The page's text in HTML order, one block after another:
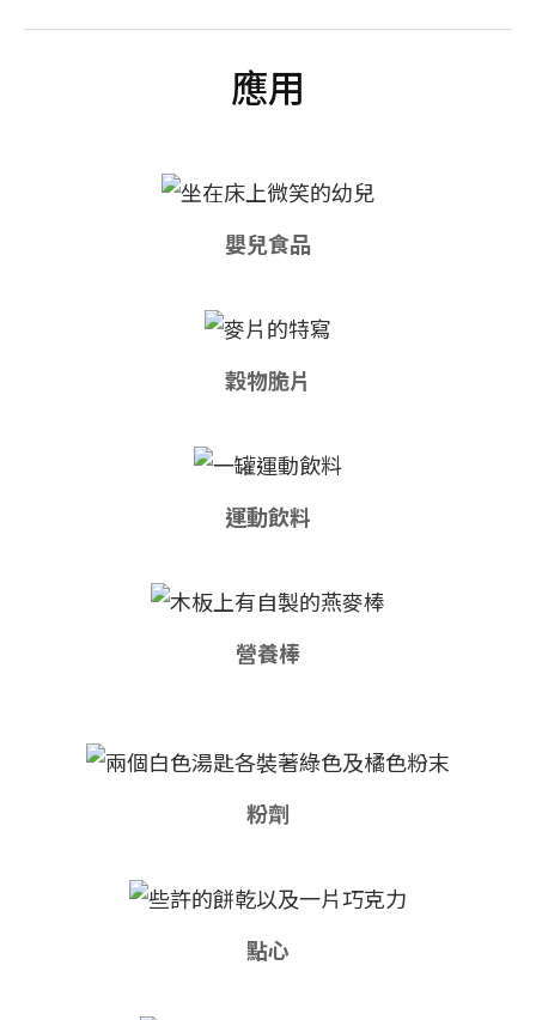
應用
嬰兒食品
穀物脆片
運動飲料
營養棒
粉劑
點心